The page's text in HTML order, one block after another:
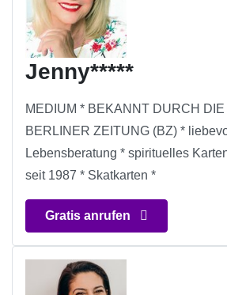
Jenny*****
MEDIUM * BEKANNT DURCH
BERLINER ZEITUNG (BZ) *
Lebensberatung * spirituelles
seit 1987 * Skatkarten *
Gratis anrufen